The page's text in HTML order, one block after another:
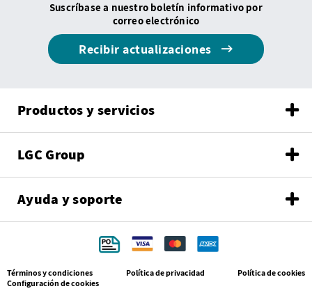
Suscríbase a nuestro boletín informativo por
correo electrónico
Recibir actualizaciones
Productos y servicios
LGC Group
Ayuda y soporte
Términos y condiciones Política de privacidad
Política de cookies
Configuración de cookies